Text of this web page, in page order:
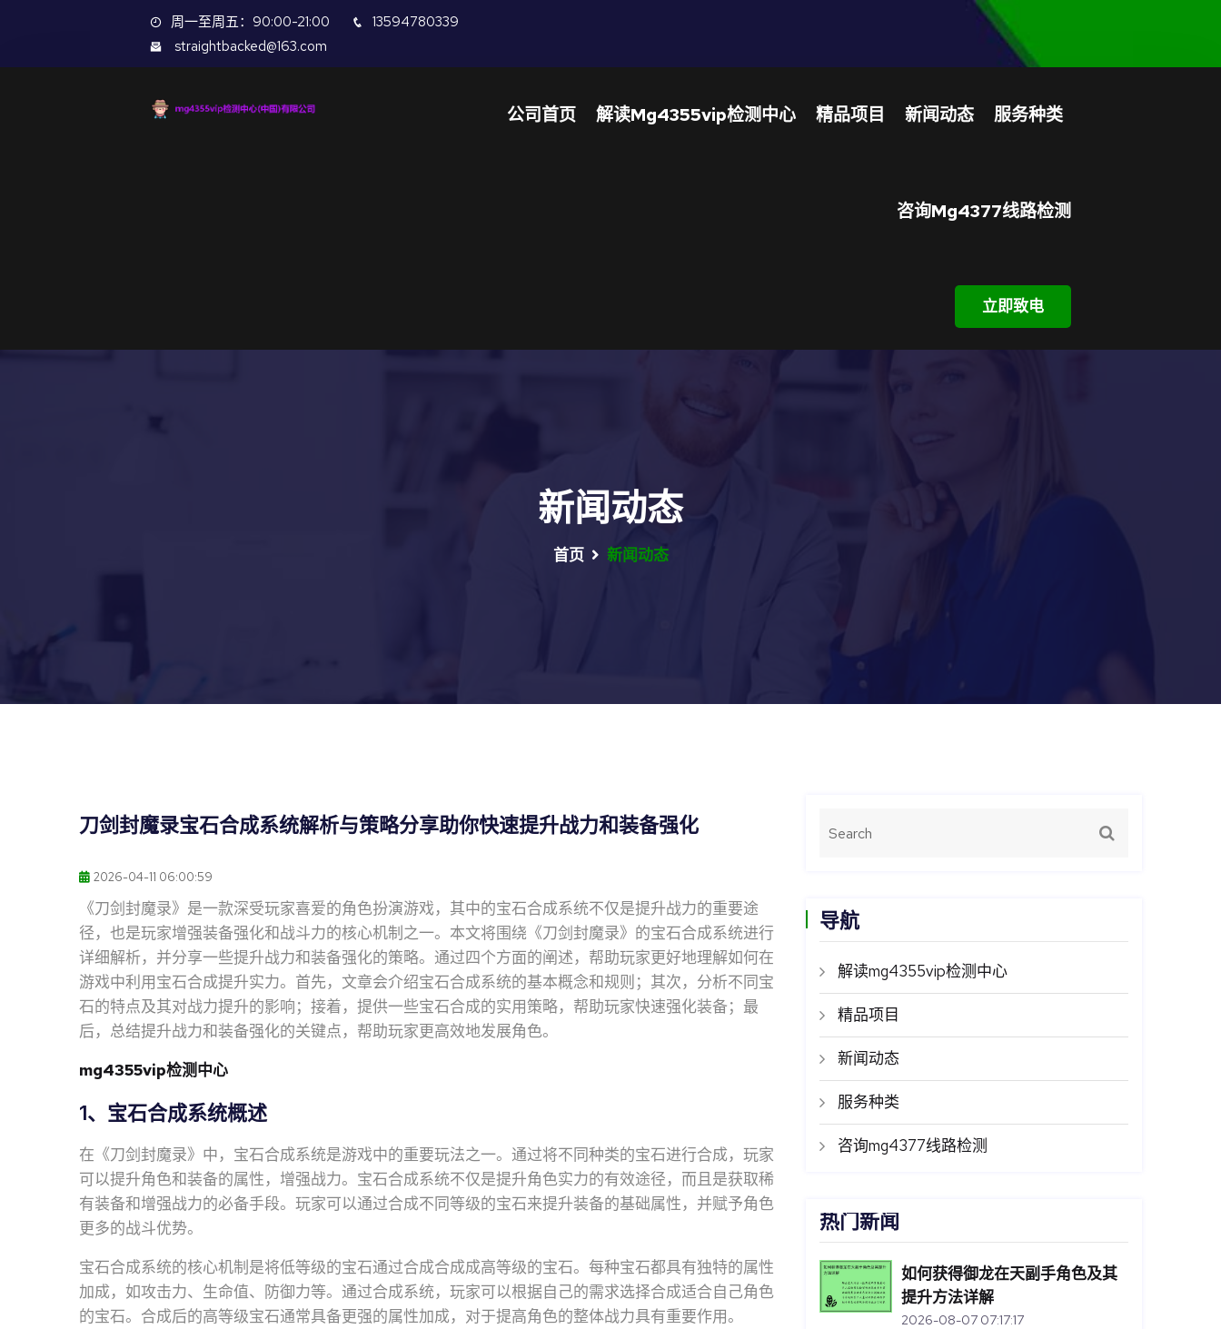
周一至周五：90:00-21:00
13594780339
straightbacked@163.com
公司首页 解读mg4355vip检测中心 精品项目 新闻动态 服务种类
咨询mg4377线路检测
立即致电
新闻动态
首页 新闻动态
刀剑封魔录宝石合成系统解析与策略分享助你快速提升战力和装备强化
2026-04-11 06:00:59
《刀剑封魔录》是一款深受玩家喜爱的角色扮演游戏，其中的宝石合成系统不仅是提升战力的重要途
径，也是玩家增强装备强化和战斗力的核心机制之一。本文将围绕《刀剑封魔录》的宝石合成系统进行
详细解析，并分享一些提升战力和装备强化的策略。通过四个方面的阐述，帮助玩家更好地理解如何在
游戏中利用宝石合成提升实力。首先，文章会介绍宝石合成系统的基本概念和规则；其次，分析不同宝
石的特点及其对战力提升的影响；接着，提供一些宝石合成的实用策略，帮助玩家快速强化装备；最
后，总结提升战力和装备强化的关键点，帮助玩家更高效地发展角色。
mg4355vip检测中心
1、宝石合成系统概述
在《刀剑封魔录》中，宝石合成系统是游戏中的重要玩法之一。通过将不同种类的宝石进行合成，玩家
可以提升角色和装备的属性，增强战力。宝石合成系统不仅是提升角色实力的有效途径，而且是获取稀
有装备和增强战力的必备手段。玩家可以通过合成不同等级的宝石来提升装备的基础属性，并赋予角色
更多的战斗优势。
宝石合成系统的核心机制是将低等级的宝石通过合成合成成高等级的宝石。每种宝石都具有独特的属性
加成，如攻击力、生命值、防御力等。通过合成系统，玩家可以根据自己的需求选择合成适合自己角色
的宝石。合成后的高等级宝石通常具备更强的属性加成，对于提高角色的整体战力具有重要作用。
导航
解读mg4355vip检测中心
精品项目
新闻动态
服务种类
咨询mg4377线路检测
热门新闻
如何获得御龙在天副手角色及其
提升方法详解
2026-08-07 07:17:17